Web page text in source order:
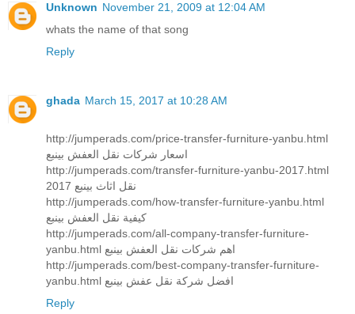
Unknown November 21, 2009 at 12:04 AM
whats the name of that song
Reply
ghada March 15, 2017 at 10:28 AM
http://jumperads.com/price-transfer-furniture-yanbu.html
اسعار شركات نقل العفش بينبع
http://jumperads.com/transfer-furniture-yanbu-2017.html
نقل اثاث بينبع 2017
http://jumperads.com/how-transfer-furniture-yanbu.html
كيفية نقل العفش بينبع
http://jumperads.com/all-company-transfer-furniture-
yanbu.html اهم شركات نقل العفش بينبع
http://jumperads.com/best-company-transfer-furniture-
yanbu.html افضل شركة نقل عفش بينبع
Reply